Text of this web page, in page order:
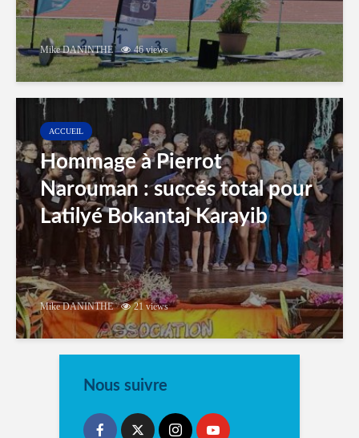
Mike DANINTHE 46 views
ACCUEIL
Hommage à Pierrot
Narouman : succés total pour
Latilyé Bokantaj Karayib
Mike DANINTHE 21 views
Nous suivre